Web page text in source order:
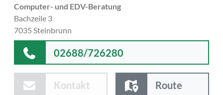
Computer- und EDV-Beratung
Bachzeile 3
7035 Steinbrunn
02688/726280
Kontakt Route